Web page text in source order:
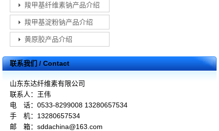
羧甲基纤维素钠产品介绍
羧甲基淀粉钠产品介绍
黄原胶产品介绍
联系我们 / Contact
山东东达纤维素有限公司
联系人：王伟
电 话：0533-8299008 13280657534
手 机：13280657534
邮 箱：sddachina@163.com